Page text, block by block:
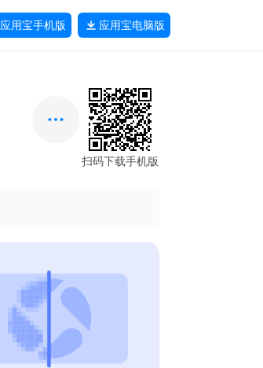
应用宝手机版 应用宝电脑版
扫码下载手机版